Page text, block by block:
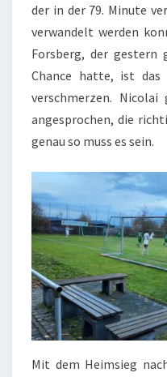
der in der 79. Minute
verwandelt werden
Forsberg, der gestern
Chance hatte, ist das
verschmerzen.
angesprochen, die
genau so muss es sein.
Mit dem Heimsieg